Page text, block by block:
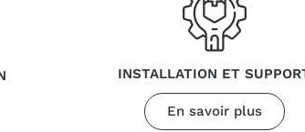
INSTALLATION ET
En savoir plus